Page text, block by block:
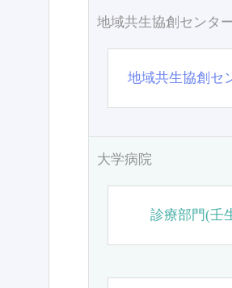
地域共生協創センタ
地域共生協創セ
大学病院
診療部門(壬